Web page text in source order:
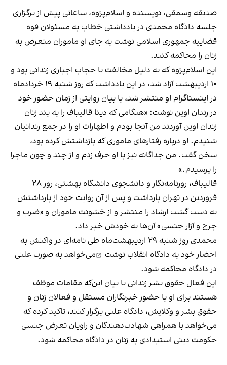
صدیقه وسمقی، نویسنده و اسلام‌پژوه، ساعاتی پیش از برگزاری
جلسه دادگاه محمدی در یادداشتی خطاب به مسئولان قوه
قضاییه جمهوری اسلامی نوشت به جای او ماموران متعرض به
زنان را محاکمه کنند.
این اسلا‌م‌پژوه که به دلیل مخالفت با حجاب اجباری زندانی بود و
۱۰ اردیبهشت آزاد شد، در این یادداشت که روز شنبه ۱۹ خردادماه
در اینستاگرام او منتشر شد، با بیان روایتی از زمان حضور خود
در زندان اوین نوشت: «هنگامی که دینا قالیباف را به بند زنان
زندان اوین آوردند من آنجا بودم و اظهارات او را در جمع زندانیان
شنیدم. او درباره رفتارهای ماموری که بازداشتش کرده بود،
سخن گفت. من جداگانه نیز با او حرف زدم و از چند و چون ماجرا
را پرسیدم.»
قالیباف، روزنامه‌نگار و دانشجوی دانشگاه بهشتی، روز ۲۸
فروردین در تهران بازداشت و پس از آن روایت خود از بازداشتش
به دست گشت ارشاد را منتشر و از خشونت ماموران و «ضرب و
جرح و آزار جنسی» آن‌ها به خودش خبر داد.
محمدی روز شنبه ۲۹ اردیبهشت‌ماه طی نامه‌ای در واکنش به
احضار خود به دادگاه انقلاب نوشت
می‌خواهد به صورت علنی
در دادگاه محاکمه شود.
این فعال حقوق بشر زندانی با بیان این‌که مقامات موظف
هستند برای او با حضور خبرنگاران مستقل و فعالان زنان و
حقوق بشر و وکلایش، دادگاه علنی برگزار کنند، تاکید کرده که
می‌خواهد با همراهی شهادت‌دهندگان و راویان تعرض جنسی
حکومت دینی استبدادی به زنان در دادگاه محاکمه شود.